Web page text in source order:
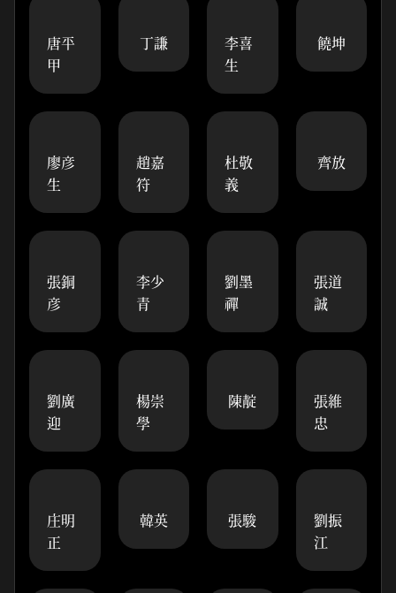
唐平
甲
丁謙
李喜
生
饒坤
廖彦
生
趙嘉
符
杜敬
義
齊放
張銅
彦
李少
青
劉墨
禪
張道
誠
劉廣
迎
楊崇
學
陳靛
張維
忠
庄明
正
韓英 張駿
劉振
江